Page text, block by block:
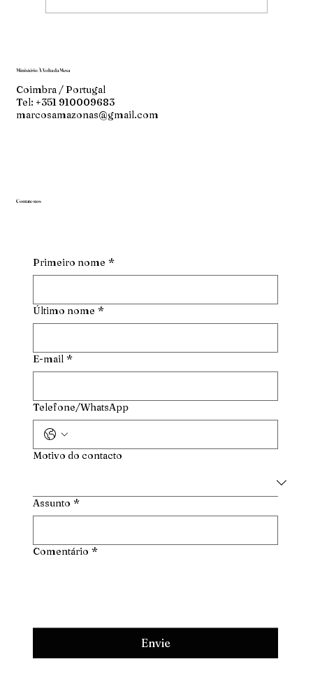
Ministério À Volta da Mesa
Coimbra / Portugal
Tel: +351 910009683
marcosamazonas@gmail.com
Contate-nos
Primeiro nome *
Último nome *
E-mail *
Telefone/WhatsApp
Motivo do contacto
Assunto *
Comentário *
Envie